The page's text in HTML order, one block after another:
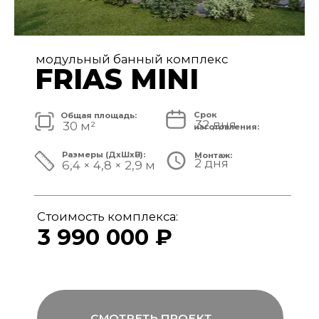
4 890 000 ₽
Монтаж:
2 дня
8,4 × 4,8 × 3,1 м
Размеры (ДxШxВ):
32 дня
изготовления:
40 м²
модульный банный комплекс